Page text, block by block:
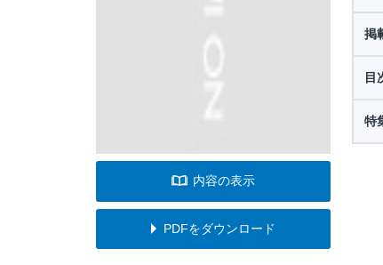
内容の表示
PDFをダウンロード
掲
目
特